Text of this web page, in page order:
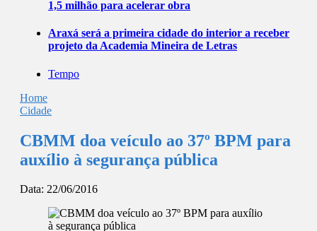
1,5 milhão para acelerar obra
Araxá será a primeira cidade do interior a receber
projeto da Academia Mineira de Letras
Tempo
Home
Cidade
CBMM doa veículo ao 37º BPM para
auxílio à segurança pública
Data: 22/06/2016